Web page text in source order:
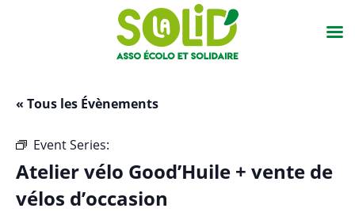
« Tous les Évènements
Event Series:
Atelier vélo Good’Huile + vente de
vélos d’occasion